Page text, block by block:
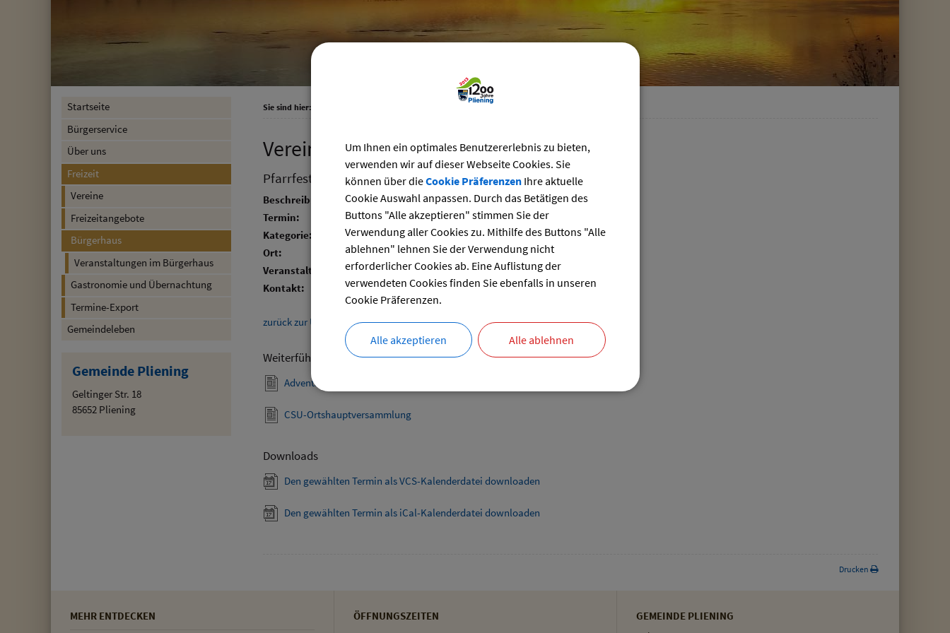
Startseite
Bürgerservice
Über uns
Freizeit
Vereine
Freizeitangebote
Bürgerhaus
Veranstaltungen im Bürgerhaus
Gastronomie und Übernachtung
Termine-Export
Gemeindeleben
Gemeinde Pliening
Geltinger Str. 18
85652 Pliening
Sie sind hier: Vereins-Veranstaltungen im Bürgerhaus
Vereinsveranstaltungen
Pfarrfest
Beschreibung:
Termin:
15.08.2024
Kategorie:
Kirche
Ort:
Pfarrgarten
Veranstalter:
Pfarrei Gelting
Kontakt:
H. Burghart
zurück zur Übersicht
Weiterführende Links
Adventsmarkt Hofladen Burghart
CSU-Ortshauptversammlung
Downloads
Den gewählten Termin als VCS-Kalenderdatei downloaden
Den gewählten Termin als iCal-Kalenderdatei downloaden
Drucken
MEHR ENTDECKEN ÖFFNUNGSZEITEN GEMEINDE PLIENING
Um Ihnen ein optimales Benutzererlebnis zu bieten,
verwenden wir auf dieser Webseite Cookies. Sie
können über dieCookie PräferenzenIhre aktuelle
Cookie Auswahl anpassen. Durch das Betätigen des
Buttons "Alle akzeptieren" stimmen Sie der
Verwendung aller Cookies zu. Mithilfe des Buttons "Alle
ablehnen" lehnen Sie der Verwendung nicht
erforderlicher Cookies ab. Eine Auflistung der
verwendeten Cookies finden Sie ebenfalls in unseren
Cookie Präferenzen.
Alle akzeptieren Alle ablehnen